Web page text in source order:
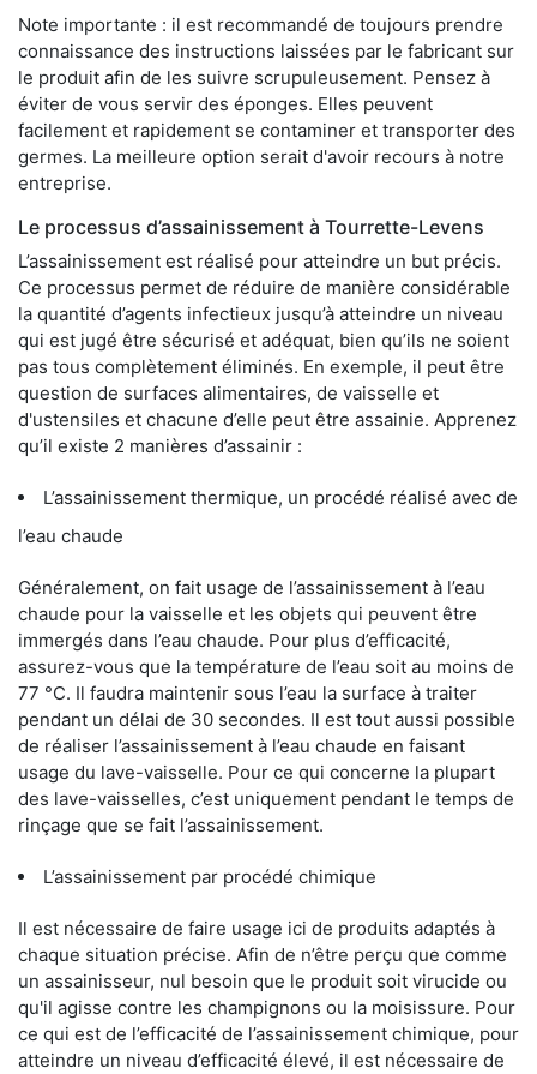
Note importante : il est recommandé de toujours prendre
connaissance des instructions laissées par le fabricant sur
le produit afin de les suivre scrupuleusement. Pensez à
éviter de vous servir des éponges. Elles peuvent
facilement et rapidement se contaminer et transporter des
germes. La meilleure option serait d'avoir recours à notre
entreprise.
Le processus d’assainissement à Tourrette-Levens
L’assainissement est réalisé pour atteindre un but précis.
Ce processus permet de réduire de manière considérable
la quantité d’agents infectieux jusqu’à atteindre un niveau
qui est jugé être sécurisé et adéquat, bien qu’ils ne soient
pas tous complètement éliminés. En exemple, il peut être
question de surfaces alimentaires, de vaisselle et
d'ustensiles et chacune d’elle peut être assainie. Apprenez
qu’il existe 2 manières d’assainir :
L’assainissement thermique, un procédé réalisé avec de
l’eau chaude
Généralement, on fait usage de l’assainissement à l’eau
chaude pour la vaisselle et les objets qui peuvent être
immergés dans l’eau chaude. Pour plus d’efficacité,
assurez-vous que la température de l’eau soit au moins de
77 °C. Il faudra maintenir sous l’eau la surface à traiter
pendant un délai de 30 secondes. Il est tout aussi possible
de réaliser l’assainissement à l’eau chaude en faisant
usage du lave-vaisselle. Pour ce qui concerne la plupart
des lave-vaisselles, c’est uniquement pendant le temps de
rinçage que se fait l’assainissement.
L’assainissement par procédé chimique
Il est nécessaire de faire usage ici de produits adaptés à
chaque situation précise. Afin de n’être perçu que comme
un assainisseur, nul besoin que le produit soit virucide ou
qu'il agisse contre les champignons ou la moisissure. Pour
ce qui est de l’efficacité de l’assainissement chimique, pour
atteindre un niveau d’efficacité élevé, il est nécessaire de